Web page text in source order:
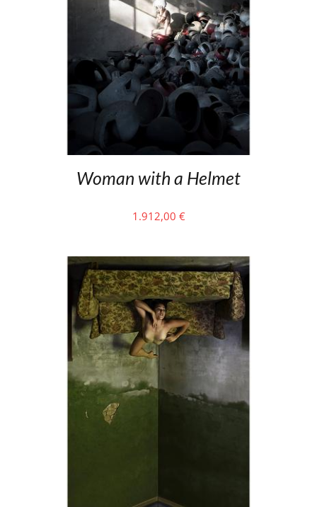
Woman with a Helmet
1.912,00 €